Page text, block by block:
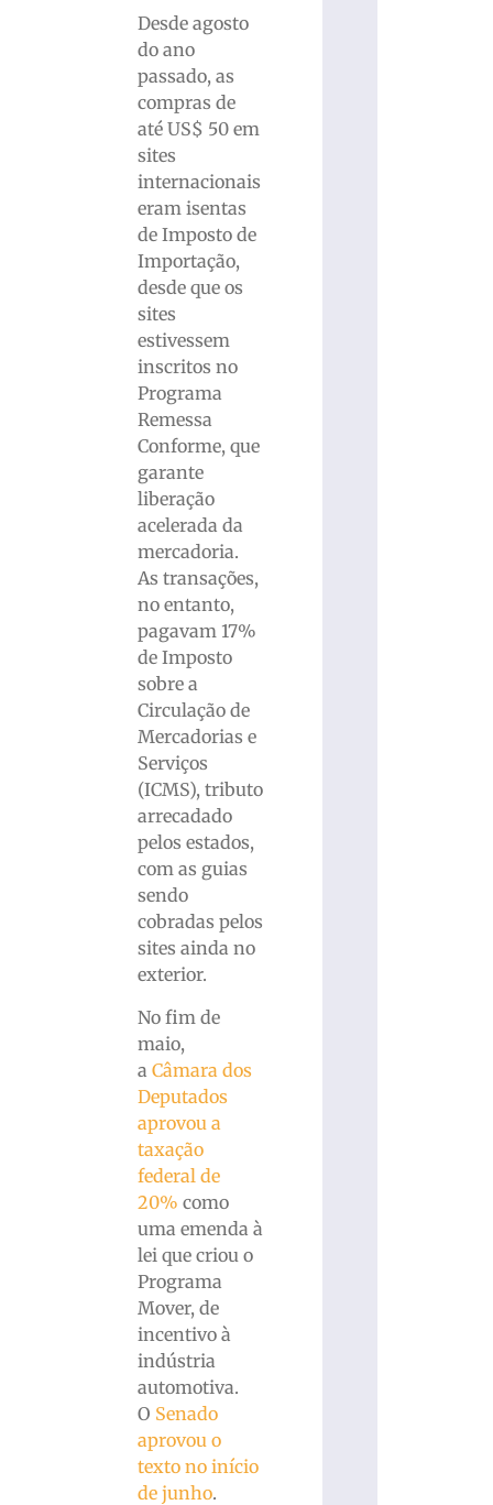
Desde agosto
do ano
passado, as
compras de
até US$ 50 em
sites
internacionais
eram isentas
de Imposto de
Importação,
desde que os
sites
estivessem
inscritos no
Programa
Remessa
Conforme, que
garante
liberação
acelerada da
mercadoria.
As transações,
no entanto,
pagavam 17%
de Imposto
sobre a
Circulação de
Mercadorias e
Serviços
(ICMS), tributo
arrecadado
pelos estados,
com as guias
sendo
cobradas pelos
sites ainda no
exterior.
No fim de
maio,
a Câmara dos
Deputados
aprovou a
taxação
federal de
20% como
uma emenda à
lei que criou o
Programa
Mover, de
incentivo à
indústria
automotiva.
O Senado
aprovou o
texto no início
de junho.